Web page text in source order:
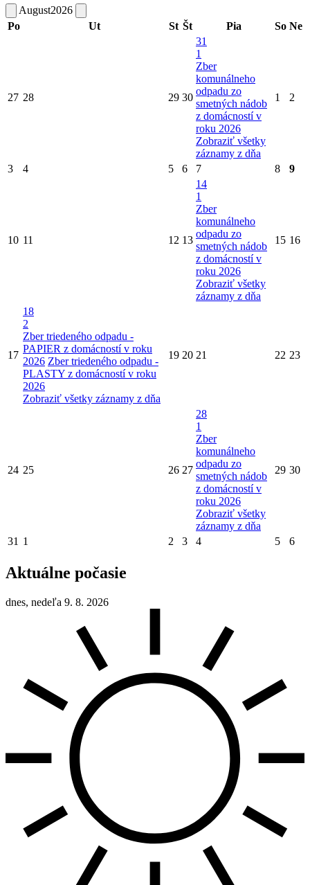
August2026
Po
Ut St Št Pia So Ne
27 28 29 30
31
1
Zber
komunálneho
odpadu zo
smetných nádob
z domácností v
roku 2026
Zobraziť všetky
záznamy z dňa
1 2
3 4 5 6 7 8 9
10 11 12 13
14
1
Zber
komunálneho
odpadu zo
smetných nádob
z domácností v
roku 2026
Zobraziť všetky
záznamy z dňa
15 16
17
18
2
Zber triedeného odpadu -
PAPIER z domácností v roku
2026 Zber triedeného odpadu -
PLASTY z domácností v roku
2026
Zobraziť všetky záznamy z dňa
19 20 21 22 23
24 25 26 27
28
1
Zber
komunálneho
odpadu zo
smetných nádob
z domácností v
roku 2026
Zobraziť všetky
záznamy z dňa
29 30
31 1 2 3 4 5 6
Aktuálne počasie
dnes, nedeľa 9. 8. 2026